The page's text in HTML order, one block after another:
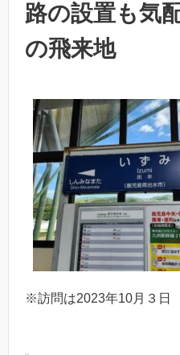
路の設置も気
の飛来地
※訪問は2023年10月３日